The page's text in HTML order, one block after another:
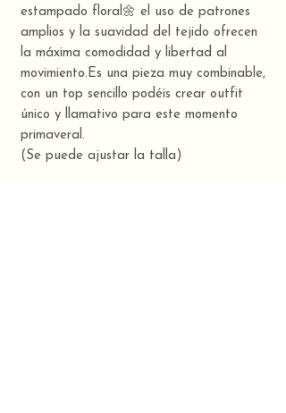
estampado floral🌼 el uso de patrones
amplios y la suavidad del tejido ofrecen
la máxima comodidad y libertad al
movimiento.Es una pieza muy combinable,
con un top sencillo podéis crear outfit
único y llamativo para este momento
primaveral.
(Se puede ajustar la talla)